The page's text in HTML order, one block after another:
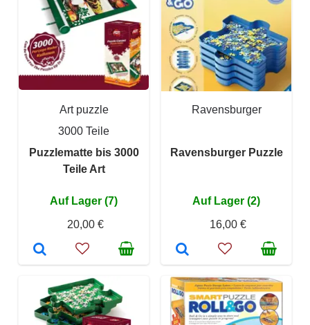
Art puzzle
3000 Teile
Puzzlematte bis 3000
Teile Art
Auf Lager (7)
20,00 €
Ravensburger
Ravensburger Puzzle
Auf Lager (2)
16,00 €